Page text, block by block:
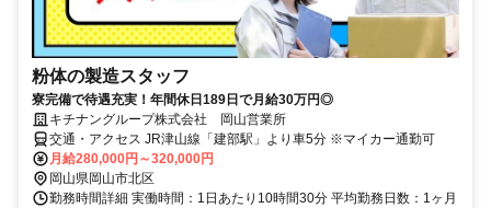
粉体の製造スタッフ
寮完備で待遇充実！年間休日189日で月給30万円◎
キチナングループ株式会社 岡山営業所
交通・アクセス JR津山線「建部駅」より車5分 ※マイカー通勤可
月給280,000円～320,000円
岡山県岡山市北区
勤務時間詳細 実働時間：1日あたり10時間30分 平均勤務日数：1ヶ月